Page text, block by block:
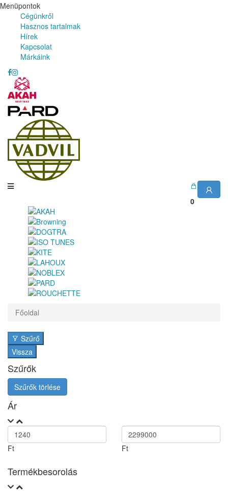
Menüpontok
Cégünkről
Hasznos tartalmak
Hírek
Kapcsolat
Márkáink
0
Főoldal
Szűrő
Vissza
Szűrők
Szűrők törlése
Ár
Ft Ft
Termékbesorolás